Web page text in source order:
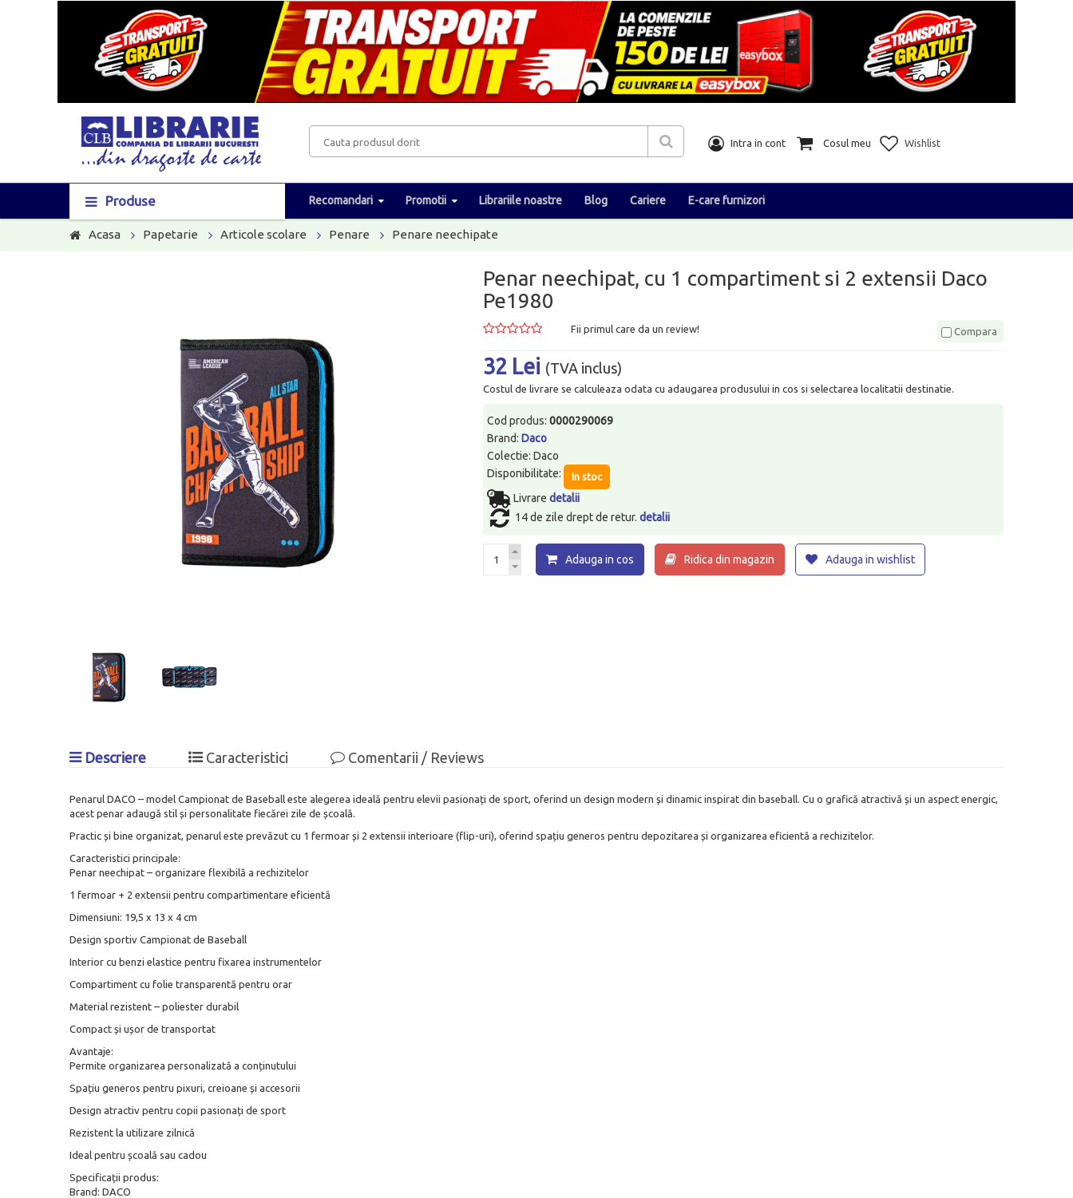
Intra in cont Cosul meu Wishlist
Produse Recomandari Promotii Librariile noastre Blog Cariere E-care furnizori
Acasa Papetarie Articole scolare Penare Penare neechipate
Penar neechipat, cu 1 compartiment si 2 extensii Daco
Pe1980
Fii primul care da un review! Compara
32 Lei (TVA inclus)
Costul de livrare se calculeaza odata cu adaugarea produsului in cos si selectarea localitatii destinatie.
Cod produs:0000290069
Brand:Daco
Colectie: Daco
Disponibilitate:
In stoc
Livraredetalii
14 de zile drept de retur.detalii
Adauga in cos Ridica din magazin Adauga in wishlist
Descriere Caracteristici Comentarii / Reviews
Penarul DACO – model Campionat de Baseball este alegerea ideală pentru elevii pasionați de sport, oferind un design modern și dinamic inspirat din baseball. Cu o grafică atractivă și un aspect energic,
acest penar adaugă stil și personalitate fiecărei zile de școală.
Practic și bine organizat, penarul este prevăzut cu 1 fermoar și 2 extensii interioare (flip-uri), oferind spațiu generos pentru depozitarea și organizarea eficientă a rechizitelor.
Caracteristici principale:
Penar neechipat – organizare flexibilă a rechizitelor
1 fermoar + 2 extensii pentru compartimentare eficientă
Dimensiuni: 19,5 x 13 x 4 cm
Design sportiv Campionat de Baseball
Interior cu benzi elastice pentru fixarea instrumentelor
Compartiment cu folie transparentă pentru orar
Material rezistent – poliester durabil
Compact și ușor de transportat
Avantaje:
Permite organizarea personalizată a conținutului
Spațiu generos pentru pixuri, creioane și accesorii
Design atractiv pentru copii pasionați de sport
Rezistent la utilizare zilnică
Ideal pentru școală sau cadou
Specificații produs:
Brand: DACO